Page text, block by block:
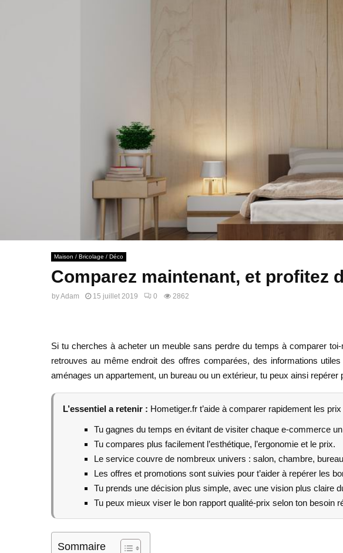
Maison / Bricolage / Déco
Comparez maintenant, et profitez
byAdam 15 juillet 2019 0 2862
Si tu cherches à acheter un meuble sans perdre du temps à comparer
retrouves au même endroit des offres comparées, des informations
aménages un appartement, un bureau ou un extérieur, tu peux ainsi
L’essentiel a retenir : Hometiger.fr t’aide à comparer rapidement les
Tu gagnes du temps en évitant de visiter chaque e-commerce
Tu compares plus facilement l’esthétique, l’ergonomie et le prix.
Le service couvre de nombreux univers : salon, chambre,
Les offres et promotions sont suivies pour t’aider à repérer les
Tu prends une décision plus simple, avec une vision plus claire
Tu peux mieux viser le bon rapport qualité-prix selon ton besoin
Sommaire